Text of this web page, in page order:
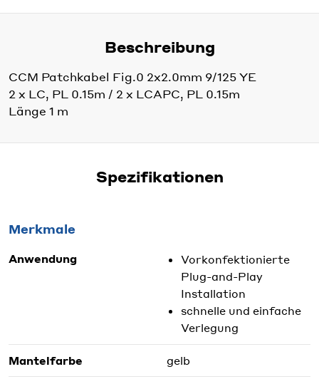
Beschreibung
CCM Patchkabel Fig.0 2x2.0mm 9/125 YE
2 x LC, PL 0.15m / 2 x LCAPC, PL 0.15m
Länge 1 m
Spezifikationen
Merkmale
Anwendung
Vorkonfektionierte
Plug-and-Play
Installation
schnelle und einfache
Verlegung
Mantelfarbe gelb